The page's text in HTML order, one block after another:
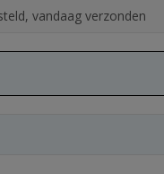
vandaag verzonden